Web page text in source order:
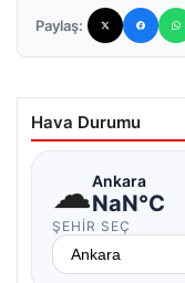
Paylaş:
Hava Durumu
☁Ankara
NaN°C
ŞEHIR SEÇ